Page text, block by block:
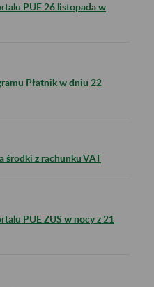
PUE 26 listopada w
Płatnik w dniu 22
środki z rachunku VAT
PUE ZUS w nocy z 21